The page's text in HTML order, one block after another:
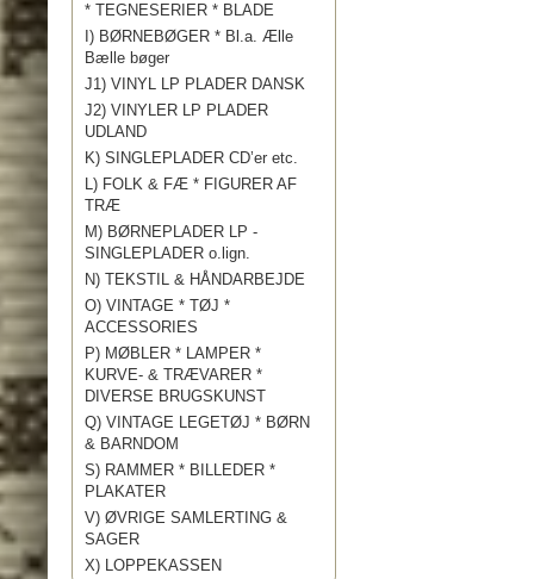
* TEGNESERIER * BLADE
I) BØRNEBØGER * Bl.a. Ælle
Bælle bøger
J1) VINYL LP PLADER DANSK
J2) VINYLER LP PLADER
UDLAND
K) SINGLEPLADER CD’er etc.
L) FOLK & FÆ * FIGURER AF
TRÆ
M) BØRNEPLADER LP -
SINGLEPLADER o.lign.
N) TEKSTIL & HÅNDARBEJDE
O) VINTAGE * TØJ *
ACCESSORIES
P) MØBLER * LAMPER *
KURVE- & TRÆVARER *
DIVERSE BRUGSKUNST
Q) VINTAGE LEGETØJ * BØRN
& BARNDOM
S) RAMMER * BILLEDER *
PLAKATER
V) ØVRIGE SAMLERTING &
SAGER
X) LOPPEKASSEN